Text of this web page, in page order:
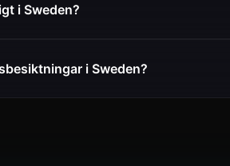
i Sweden?
i Sweden?